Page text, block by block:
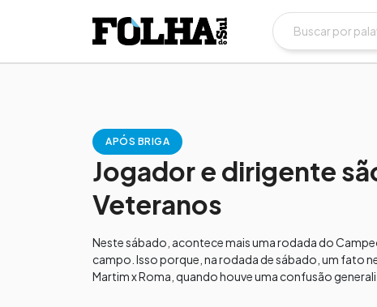
APÓS BRIGA
Jogador e dirigente
Veteranos
Neste sábado, acontece mais uma rodada do
campo. Isso porque, na rodada de sábado, um fato
Martim x Roma, quando houve uma confusão